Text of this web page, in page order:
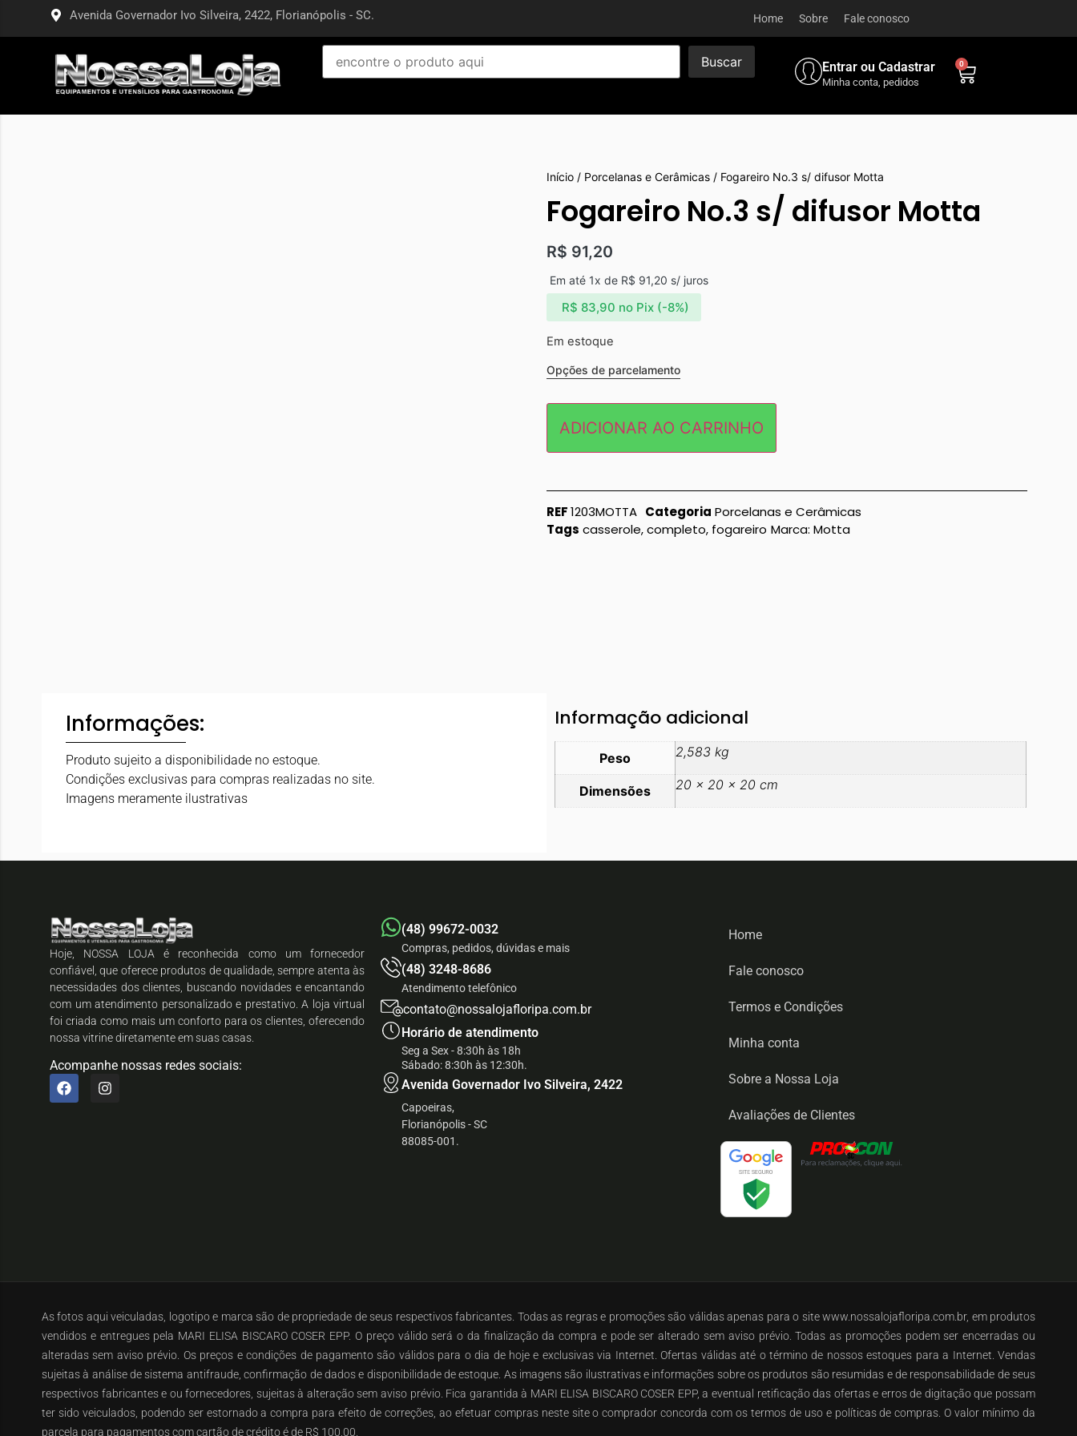
Avenida Governador Ivo Silveira, 2422, Florianópolis - SC. Home Sobre Fale conosco
Buscar Entrar ou Cadastrar
Minha conta, pedidos
0
Início / Porcelanas e Cerâmicas / Fogareiro No.3 s/ difusor Motta
Fogareiro No.3 s/ difusor Motta
R$ 91,20
Em até 1x de R$ 91,20 s/ juros
R$ 83,90 no Pix (-8%)
Em estoque
Opções de parcelamento
ADICIONAR AO CARRINHO
REF1203MOTTA Categoria Porcelanas e Cerâmicas
Tags casserole,completo, fogareiro Marca: Motta
Informações:
Produto sujeito a disponibilidade no estoque.
Condições exclusivas para compras realizadas no site.
Imagens meramente ilustrativas
Informação adicional
Peso 2,583 kg
Dimensões 20 × 20 × 20 cm
Hoje, NOSSA LOJA é reconhecida como um fornecedor
confiável, que oferece produtos de qualidade, sempre atenta às
necessidades dos clientes, buscando novidades e encantando
com um atendimento personalizado e prestativo. A loja virtual
foi criada como mais um conforto para os clientes, oferecendo
nossa vitrine diretamente em suas casas.
Acompanhe nossas redes sociais:
(48) 99672-0032
Compras, pedidos, dúvidas e mais
(48) 3248-8686
Atendimento telefônico
contato@nossalojafloripa.com.br
Horário de atendimento
Seg a Sex - 8:30h às 18h
Sábado: 8:30h às 12:30h.
Avenida Governador Ivo Silveira, 2422
Capoeiras,
Florianópolis - SC
88085-001.
Home
Fale conosco
Termos e Condições
Minha conta
Sobre a Nossa Loja
Avaliações de Clientes
As fotos aqui veiculadas, logotipo e marca são de propriedade de seus respectivos fabricantes. Todas as regras e promoções são válidas apenas para o site www.nossalojafloripa.com.br, em produtos
vendidos e entregues pela MARI ELISA BISCARO COSER EPP. O preço válido será o da finalização da compra e pode ser alterado sem aviso prévio. Todas as promoções podem ser encerradas ou
alteradas sem aviso prévio. Os preços e condições de pagamento são válidos para o dia de hoje e exclusivas via Internet. Ofertas válidas até o término de nossos estoques para a Internet. Vendas
sujeitas à análise de sistema antifraude, confirmação de dados e disponibilidade de estoque. As imagens são ilustrativas e informações sobre os produtos são resumidas e de responsabilidade de seus
respectivos fabricantes e ou fornecedores, sujeitas à alteração sem aviso prévio. Fica garantida à MARI ELISA BISCARO COSER EPP, a eventual retificação das ofertas e erros de digitação que possam
ter sido veiculados, podendo ser estornado a compra para efeito de correções, ao efetuar compras neste site o comprador concorda com os termos de uso e políticas de compras. O valor mínimo da
parcela para pagamentos com cartão de crédito é de R$ 100,00.